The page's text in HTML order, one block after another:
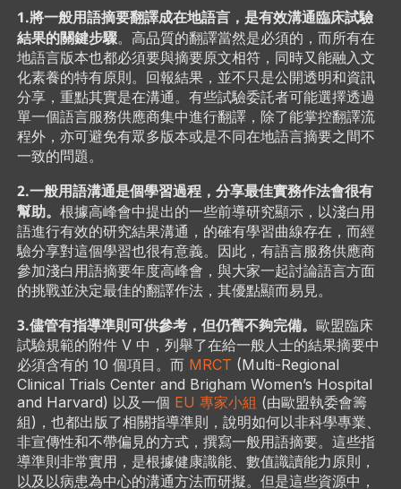
1.將一般用語摘要翻譯成在地語言，是有效溝通臨床試驗
結果的關鍵步驟。​高品質​的翻譯當然是必須的，而所有在
地語言版本也都必須要與摘要原文相符，同時又能融入文
化素養的特有原則。​回報結果，並不只是公開透明和資訊
分享，重點其實是在溝通。有些試驗委託者​可能選擇透過
單一個語言服務供應商集中進行翻譯，除了能掌控翻譯流
程外，亦可避免有眾多版本或是不同在地語言摘要之間不
一致的問題。
2.一般用語溝通是個學習過程，分享最佳實務作法會很有
幫助。 根據高峰會中提出的一些前導研究顯示，以淺白用
語進行有效的研究結果溝通，的確有學習曲線存在，而經
驗分享對這個學習也很有意義。因此，有語言服務供應商
參加淺白用語摘要年度高峰會，與大家一起討論語言方面
的挑戰並決定最佳的翻譯作法，其優點顯而易見。
3.儘管有指導準則可供參考，但仍舊不夠完備。 歐盟臨床
試驗規範的附件 V 中，列舉了在給一般人士的結果摘要中
必須含有的 10 個項目。而 MRCT (Multi-Regional
Clinical Trials Center and Brigham Women’s Hospital
and Harvard) 以及一個 EU 專家小組 (由歐盟執委會籌
組)，也都出版了相關指導準則，說明如何以非科學專業、
非宣傳性和不帶偏見的方式，撰寫一般用語摘要。這些指
導準則非常實用，是根據健康識能、數值識讀能力原則，
以及​以病患為中心的溝通方法而研擬。但是這些資源中，